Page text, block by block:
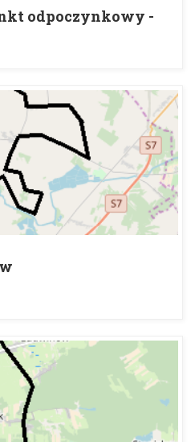
odpoczynkowy -
szlak rowerowy